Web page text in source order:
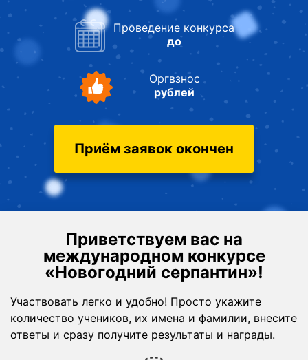
Проведение конкурса
до
Оргвзнос
рублей
Приём заявок окончен
Приветствуем вас на
международном конкурсе
«Новогодний серпантин»!
Участвовать легко и удобно! Просто укажите
количество учеников, их имена и фамилии, внесите
ответы и сразу получите результаты и награды.